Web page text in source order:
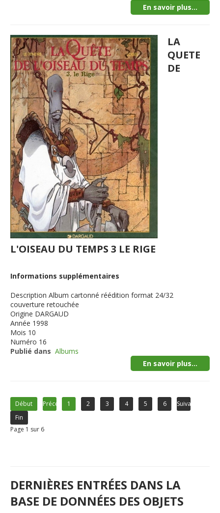
En savoir plus...
LA
QUETE
DE
L'OISEAU DU TEMPS 3 LE RIGE
Informations supplémentaires
Description Album cartonné réédition format 24/32
couverture retouchée
Origine DARGAUD
Année 1998
Mois 10
Numéro 16
Publié dans Albums
En savoir plus...
Début Précédent1 2 3 4 5 6
Suivant
Fin
Page 1 sur 6
DERNIÈRES ENTRÉES DANS LA
BASE DE DONNÉES DES OBJETS